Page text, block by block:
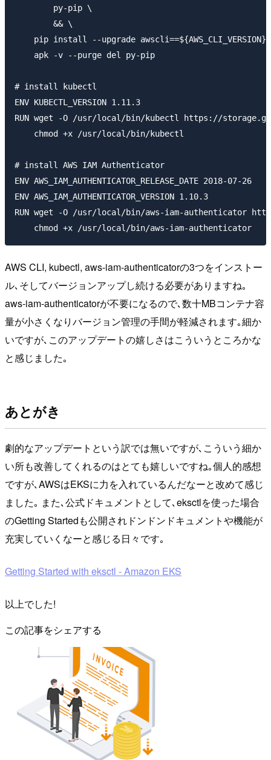
        py-pip \
        && \
pip install --upgrade awscli==${AWS_CLI_VERSION}
    apk -v --purge del py-pip
# install kubectl
ENV KUBECTL_VERSION 1.11.3
RUN wget -O /usr/local/bin/kubectl https://
    chmod +x /usr/local/bin/kubectl
# install AWS IAM Authenticator
ENV AWS_IAM_AUTHENTICATOR_RELEASE_DATE 2018-07-26
ENV AWS_IAM_AUTHENTICATOR_VERSION 1.10.3
RUN wget -O /usr/local/bin/aws-iam-authenticator https://
AWS CLI, kubectl, aws-iam-authenticatorの3つをインストー
ル､そしてバージョンアップし続ける必要がありますね｡
aws-iam-authenticatorが不要になるので､数十MBコンテナ容
量が小さくなりバージョン管理の手間が軽減されます｡細か
いですが､このアップデートの嬉しさはこういうところかな
と感じました｡
あとがき
劇的なアップデートという訳では無いですが､こういう細か
い所も改善してくれるのはとても嬉しいですね｡個人的感想
ですが､AWSはEKSに力を入れているんだなーと改めて感じ
ました｡ また､公式ドキュメントとして､eksctlを使った場合
のGetting Startedも公開されドンドンドキュメントや機能が
充実していくなーと感じる日々です｡
Getting Started with eksctl - Amazon EKS
以上でした!
この記事をシェアする